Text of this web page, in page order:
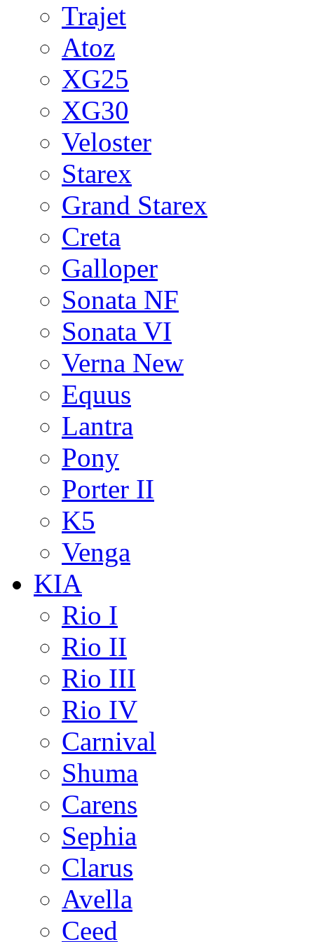
Trajet
Atoz
XG25
XG30
Veloster
Starex
Grand Starex
Creta
Galloper
Sonata NF
Sonata VI
Verna New
Equus
Lantra
Pony
Porter II
K5
Venga
KIA
Rio I
Rio II
Rio III
Rio IV
Carnival
Shuma
Carens
Sephia
Clarus
Avella
Ceed